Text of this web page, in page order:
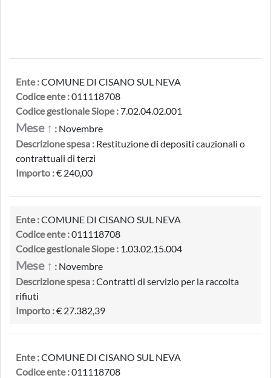
Ente :COMUNE DI CISANO SUL NEVA
Codice ente :011118708
Codice gestionale Siope :7.02.04.02.001
Mese ↑ : Novembre
Descrizione spesa : Restituzione di depositi cauzionali o
contrattuali di terzi
Importo :€ 240,00
Ente :COMUNE DI CISANO SUL NEVA
Codice ente :011118708
Codice gestionale Siope : 1.03.02.15.004
Mese ↑ : Novembre
Descrizione spesa :Contratti di servizio per la raccolta
rifiuti
Importo :€ 27.382,39
Ente :COMUNE DI CISANO SUL NEVA
Codice ente :011118708